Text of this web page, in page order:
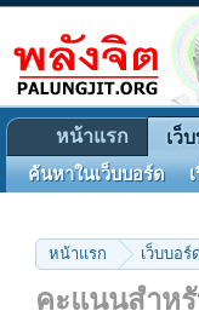
หน้าแรก เว็บบอร์
คะแนนสำห
หน้าแรก เว็
ค้นหาในเว็บบอร์ด